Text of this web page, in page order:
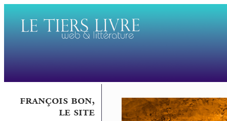
françois bon,
le site